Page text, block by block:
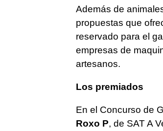
Además de
propuestas que
reservado para el
empresas de
artesanos.
Los premiados
En el Concurso de
Roxo P, de SAT A